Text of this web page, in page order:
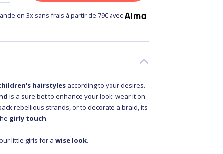
en 3x sans frais à partir de 79€ avec
hairstyles according to your desires.
is a sure bet to enhance your look: wear it on
rebellious strands, or to decorate a braid, its
girly touch.
little girls for awise look.